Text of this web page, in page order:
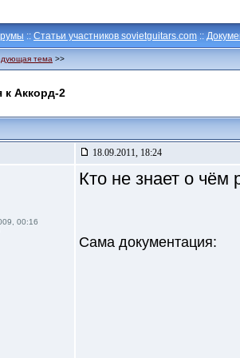
:: Статьи участников sovietguitars.com ::
тема >>
к Аккорд-2
18.09.2011, 18:24
00:16
Кто не знает о чём
Сама документация: